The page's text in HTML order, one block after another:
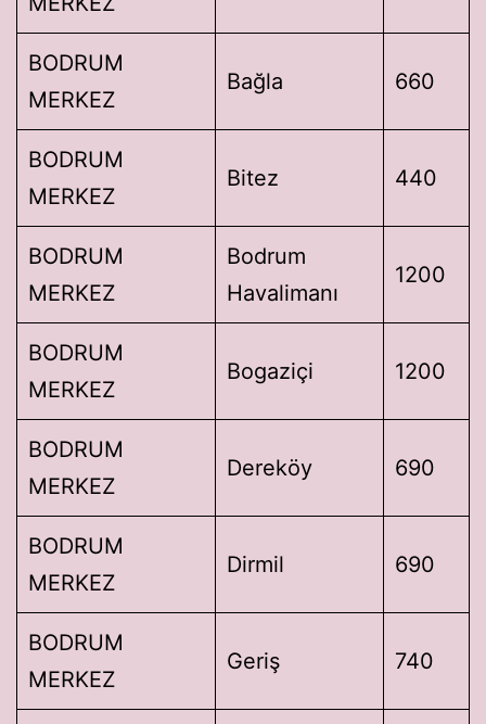
BODRUM
MERKEZ
Bağla 660
BODRUM
MERKEZ
Bitez 440
BODRUM
MERKEZ
Bodrum
Havalimanı
1200
BODRUM
MERKEZ
Bogaziçi 1200
BODRUM
MERKEZ
Dereköy 690
BODRUM
MERKEZ
Dirmil 690
BODRUM
MERKEZ
Geriş 740